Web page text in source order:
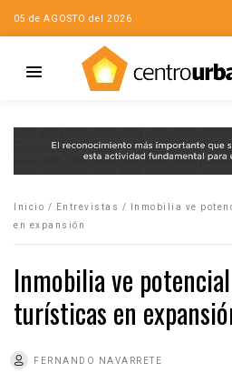
05 de AGOSTO del 2026
Inicio / Entrevistas /
Inmobilia ve
en expansión
Inmobilia ve
turísticas en
FERNANDO NAVARRETE